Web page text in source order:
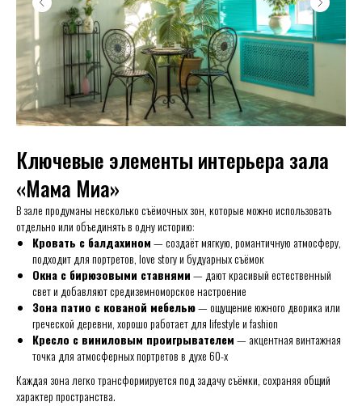
Ключевые элементы интерьера зала
«Мама Миа»
В зале продуманы несколько съёмочных зон, которые можно использовать
отдельно или объединять в одну историю:
Кровать с балдахином— создаёт мягкую, романтичную атмосферу,
подходит для портретов, love story и будуарных съёмок
Окна с бирюзовыми ставнями— дают красивый естественный
свет и добавляют средиземноморское настроение
Зона патио с кованой мебелью— ощущение южного дворика или
греческой деревни, хорошо работает для lifestyle и fashion
Кресло с виниловым проигрывателем— акцентная винтажная
точка для атмосферных портретов в духе 60-х
Каждая зона легко трансформируется под задачу съёмки, сохраняя общий
характер пространства.